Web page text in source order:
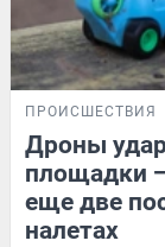
ПРОИСШЕСТВИЯ
Дроны
площадки
еще две
налетах